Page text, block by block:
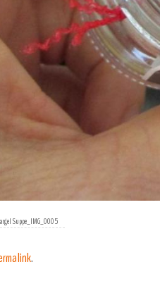
Suppe_IMG_0005
.